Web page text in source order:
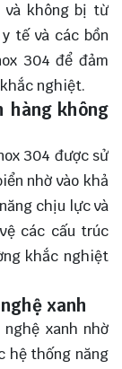
và không bị từ
tế và các bồn
304 để đảm
nghiệt.
hàng không
304 được sử
nhờ vào khả
chịu lực và
các cấu trúc
khắc nghiệt
xanh
xanh nhờ
hệ thống năng